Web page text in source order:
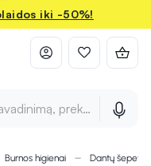
iki -50%!
prekės ženklą ir
Burnos higienai Dantų